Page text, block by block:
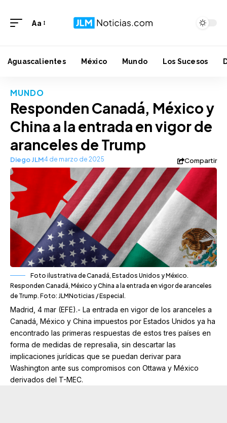
Aa
Aguascalientes México Mundo Los Sucesos
MUNDO
Responden Canadá, México y
China a la entrada en vigor de
aranceles de Trump
Diego JLM4 de marzo de 2025 Compartir
Foto ilustrativa de Canadá, Estados Unidos y México.
Responden Canadá, México y China a la entrada en vigor de aranceles
de Trump. Foto: JLMNoticias / Especial.
Madrid, 4 mar (EFE).- La entrada en vigor de los aranceles a
Canadá, México y China impuestos por Estados Unidos ya ha
encontrado las primeras respuestas de estos tres países en
forma de medidas de represalia, sin descartar las
implicaciones jurídicas que se puedan derivar para
Washington ante sus compromisos con Ottawa y México
derivados del T-MEC.